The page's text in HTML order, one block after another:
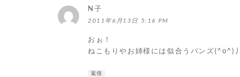
N子
り:
2011年6月13日 5:16 PM
おぉ！
ねこもりやお姉様には似合うパンズ(^o^)丿
返信